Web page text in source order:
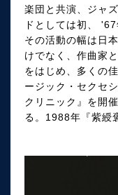
楽団と共演、ジャ
ドとしては初、
その活動の幅は日
けでなく、作曲家
をはじめ、多くの
ージック・セクセ
クリニック』を開
る。1988年『紫綬